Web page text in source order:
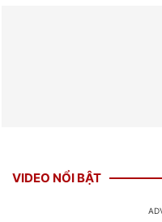
VIDEO NỔI BẬT